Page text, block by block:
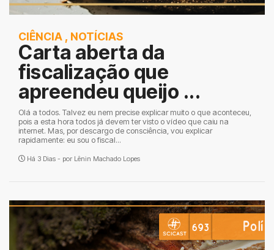
CIÊNCIA , NOTÍCIAS
Carta aberta da
fiscalização que
apreendeu queijo ...
Olá a todos. Talvez eu nem precise explicar muito o que aconteceu,
pois a esta hora todos já devem ter visto o vídeo que caiu na
internet. Mas, por descargo de consciência, vou explicar
rapidamente: eu sou o fiscal...
Há 3 Dias - por Lênin Machado Lopes